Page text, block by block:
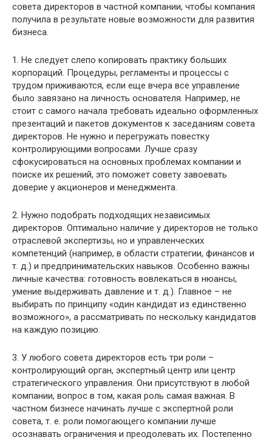
совета директоров в частной компании, чтобы компания
получила в результате новые возможности для развития
бизнеса.
1. Не следует слепо копировать практику больших
корпораций. Процедуры, регламенты и процессы с
трудом приживаются, если еще вчера все управление
было завязано на личность основателя. Например, не
стоит с самого начала требовать идеально оформленных
презентаций и пакетов документов к заседаниям совета
директоров. Не нужно и перегружать повестку
контролирующими вопросами. Лучше сразу
сфокусироваться на основных проблемах компании и
поиске их решений, это поможет совету завоевать
доверие у акционеров и менеджмента.
2. Нужно подобрать подходящих независимых
директоров. Оптимально наличие у директоров не только
отраслевой экспертизы, но и управленческих
компетенций (например, в области стратегии, финансов и
т. д.) и предпринимательских навыков. Особенно важны
личные качества: готовность вовлекаться в нюансы,
умение выдерживать давление и т. д.). Главное – не
выбирать по принципу «один кандидат из единственно
возможного», а рассматривать по нескольку кандидатов
на каждую позицию.
3. У любого совета директоров есть три роли –
контролирующий орган, экспертный центр или центр
стратегического управления. Они присутствуют в любой
компании, вопрос в том, какая роль самая важная. В
частном бизнесе начинать лучше с экспертной роли
совета, т. е. роли помогающего компании лучше
осознавать ограничения и преодолевать их. Постепенно